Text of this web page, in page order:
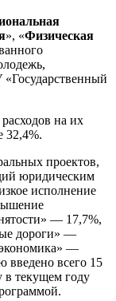
», «Физическая
на их
32,4%.
проектов,
юридическим
исполнение
— 17,7%,
дороги» —
—
введено всего 15
в текущем году